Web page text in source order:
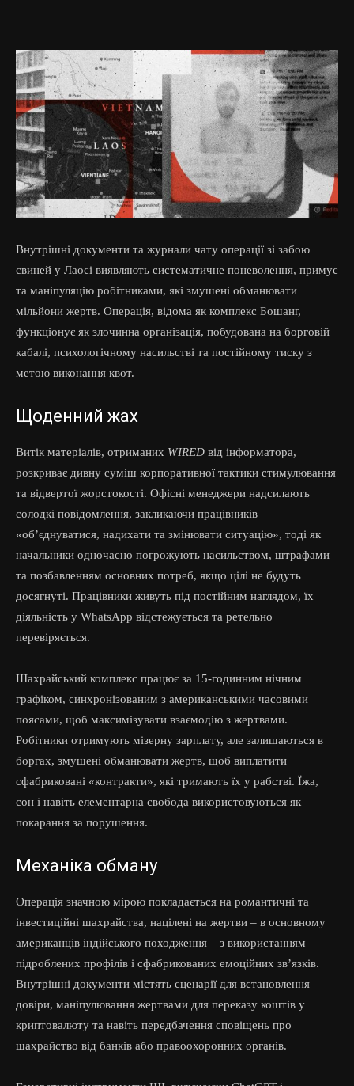
Внутрішні документи та журнали чату операції зі забою
свиней у Лаосі виявляють систематичне поневолення, примус
та маніпуляцію робітниками, які змушені обманювати
мільйони жертв. Операція, відома як комплекс Бошанг,
функціонує як злочинна організація, побудована на борговій
кабалі, психологічному насильстві та постійному тиску з
метою виконання квот.
Щоденний жах
Витік матеріалів, отриманих WIRED від інформатора,
розкриває дивну суміш корпоративної тактики стимулювання
та відвертої жорстокості. Офісні менеджери надсилають
солодкі повідомлення, закликаючи працівників
«об’єднуватися, надихати та змінювати ситуацію», тоді як
начальники одночасно погрожують насильством, штрафами
та позбавленням основних потреб, якщо цілі не будуть
досягнуті. Працівники живуть під постійним наглядом, їх
діяльність у WhatsApp відстежується та ретельно
перевіряється.
Шахрайський комплекс працює за 15-годинним нічним
графіком, синхронізованим з американськими часовими
поясами, щоб максимізувати взаємодію з жертвами.
Робітники отримують мізерну зарплату, але залишаються в
боргах, змушені обманювати жертв, щоб виплатити
сфабриковані «контракти», які тримають їх у рабстві. Їжа,
сон і навіть елементарна свобода використовуються як
покарання за порушення.
Механіка обману
Операція значною мірою покладається на романтичні та
інвестиційні шахрайства, націлені на жертви – в основному
американців індійського походження – з використанням
підроблених профілів і сфабрикованих емоційних зв’язків.
Внутрішні документи містять сценарії для встановлення
довіри, маніпулювання жертвами для переказу коштів у
криптовалюту та навіть передбачення сповіщень про
шахрайство від банків або правоохоронних органів.